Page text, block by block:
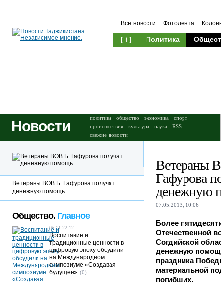
Все новости Фотолента
[ i ] Политика
Новости политика общество экономика
спорт
происшествия
культура наука
RSS
свежие новости
Ветераны
Гафурова
денежную
07.05.2013, 10:06
Более
Отечественной
Согдийской
денежную
праздника
материальной
погибших.
Ветераны ВОВ Б. Гафурова получат
денежную помощь
Общество. Главное
05.11 22:12
Воспитание и
традиционные ценности в
цифровую эпоху обсудили
на Международном
симпозиуме «Создавая
будущее» (0)